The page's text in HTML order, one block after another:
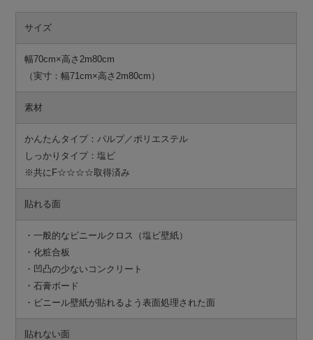
サイズ
幅70cm×高さ2m80cm
（実寸：幅71cm×高さ2m80cm）
素材
かんたんタイプ：パルプ／ポリエステル
しっかりタイプ：塩ビ
※共にF☆☆☆☆取得済み
貼れる面
・一般的なビニールクロス（塩ビ壁紙）
・化粧合板
・凹凸の少ないコンクリート
・石膏ボード
・ビニール壁紙が貼れるよう表面処理された面
貼れない面